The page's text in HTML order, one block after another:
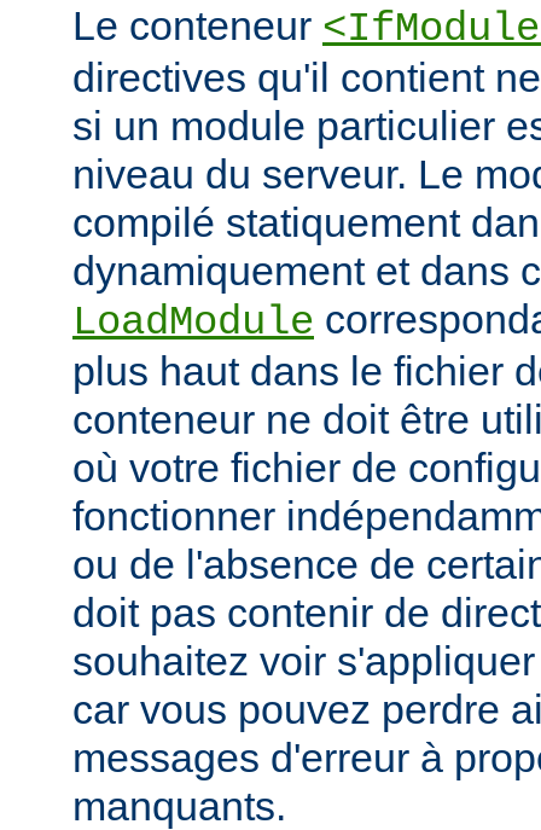
Le conteneur
directives qu'il contient
si un module particulier
niveau du serveur. Le
compilé statiquement
dynamiquement et dans
LoadModule
plus haut dans le fichier
conteneur ne doit être
où votre fichier de
fonctionner
ou de l'absence de
doit pas contenir de
souhaitez voir
car vous pouvez perdre
messages d'erreur à
manquants.